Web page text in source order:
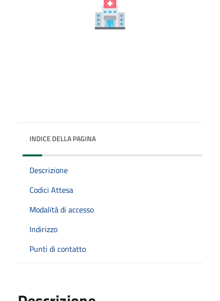
INDICE DELLA PAGINA
Descrizione
Codici Attesa
Modalità di accesso
Indirizzo
Punti di contatto